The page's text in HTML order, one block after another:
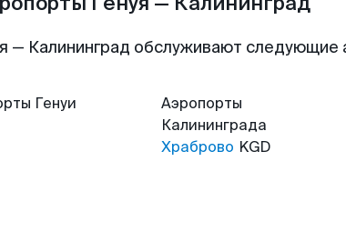
— Калининград обслуживают следующие
Генуи
Аэропорты
Калининграда
Храброво KGD